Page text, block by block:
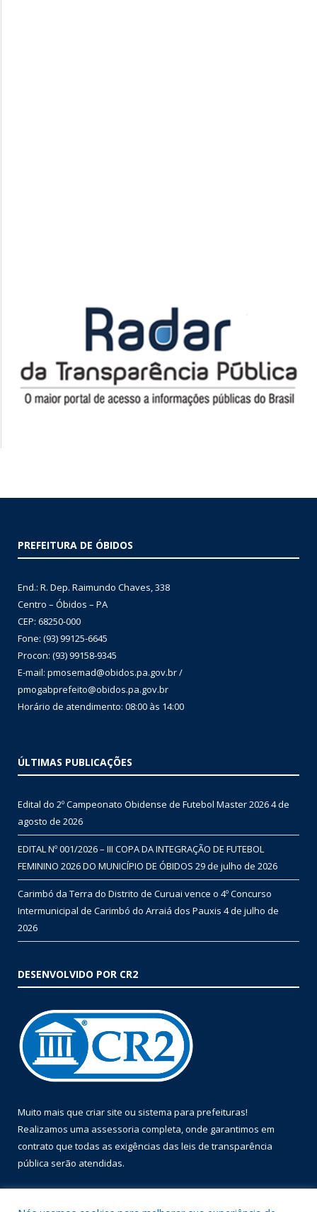
PREFEITURA DE ÓBIDOS
End.: R. Dep. Raimundo Chaves, 338
Centro – Óbidos – PA
CEP: 68250-000
Fone: (93) 99125-6645
Procon: (93) 99158-9345
E-mail: pmosemad@obidos.pa.gov.br /
pmogabprefeito@obidos.pa.gov.br
Horário de atendimento: 08:00 às 14:00
ÚLTIMAS PUBLICAÇÕES
Edital do 2º Campeonato Obidense de Futebol Master 20264 de
agosto de 2026
EDITAL Nº 001/2026 – III COPA DA INTEGRAÇÃO DE FUTEBOL
FEMININO 2026 DO MUNICÍPIO DE ÓBIDOS 29 de julho de 2026
Carimbó da Terra do Distrito de Curuai vence o 4º Concurso
Intermunicipal de Carimbó do Arraiá dos Pauxis 4 de julho de
2026
DESENVOLVIDO POR CR2
Muito mais que criar site ou sistema para prefeituras!
Realizamos uma assessoria completa, onde garantimos em
contrato que todas as exigências das leis de transparência
pública serão atendidas.